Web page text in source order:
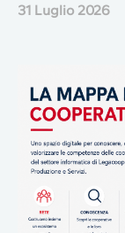
31 Luglio 2026